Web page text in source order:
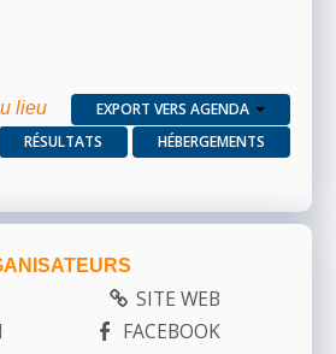
lieu
EXPORT VERS AGENDA
RÉSULTATS
HÉBERGEMENTS
SITE WEB
FACEBOOK